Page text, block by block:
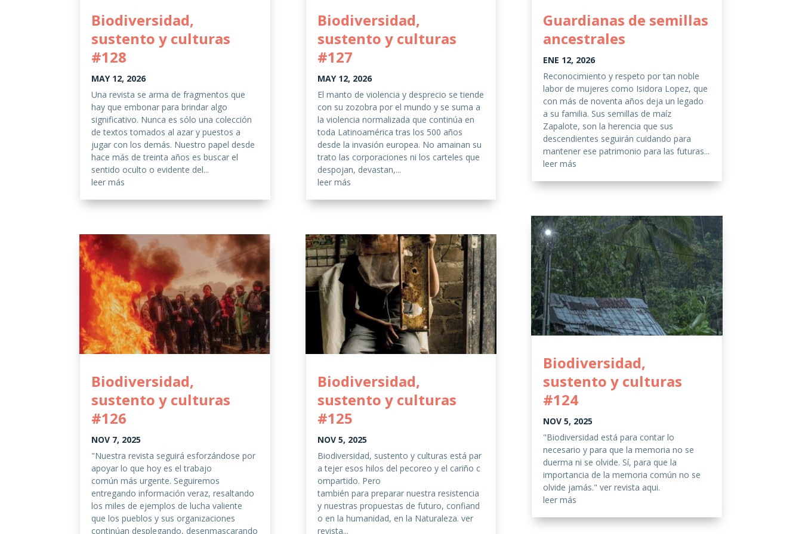
Biodiversidad,
sustento y culturas
#128
MAY 12, 2026
Una revista se arma de fragmentos que
hay que embonar para brindar algo
significativo. Nunca es sólo una colección
de textos tomados al azar y puestos a
jugar con los demás. Nuestro papel desde
hace más de treinta años es buscar el
sentido oculto o evidente del...
leer más
Biodiversidad,
sustento y culturas
#126
NOV 7, 2025
"Nuestra revista seguirá esforzándose por
apoyar lo que hoy es el trabajo
común más urgente. Seguiremos
entregando información veraz, resaltando
los miles de ejemplos de lucha valiente
que los pueblos y sus organizaciones
continúan desplegando, desenmascarando
Biodiversidad,
sustento y culturas
#127
MAY 12, 2026
El manto de violencia y desprecio se tiende
con su zozobra por el mundo y se suma a
la violencia normalizada que continúa en
toda Latinoamérica tras los 500 años
desde la invasión europea. No amainan su
trato las corporaciones ni los carteles que
despojan, devastan,...
leer más
Biodiversidad,
sustento y culturas
#125
NOV 5, 2025
Biodiversidad, sustento y culturas está par
a tejer esos hilos del pecoreo y el cariño c
ompartido. Pero
también para preparar nuestra resistencia
y nuestras propuestas de futuro, confiand
o en la humanidad, en la Naturaleza. ver
revista...
Guardianas de semillas
ancestrales
ENE 12, 2026
Reconocimiento y respeto por tan noble
labor de mujeres como Isidora Lopez, que
con más de noventa años deja un legado
a su familia. Sus semillas de maíz
Zapalote, son la herencia que sus
descendientes seguirán cuidando para
mantener ese patrimonio para las futuras...
leer más
Biodiversidad,
sustento y culturas
#124
NOV 5, 2025
"Biodiversidad está para contar lo
necesario y para que la memoria no se
duerma ni se olvide. Sí, para que la
importancia de la memoria común no se
olvide jamás." ver revista aqui.
leer más